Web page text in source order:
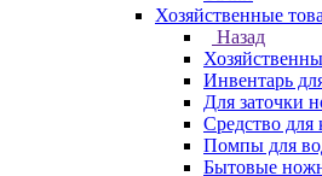
Хозяйственные
Назад
Инвентарь
Для заточки
Средство для
Помпы для
Бытовые